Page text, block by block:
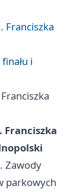
Franciszka
i
Franciszka
. Zawody
parkowych